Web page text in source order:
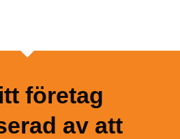
företag
av att